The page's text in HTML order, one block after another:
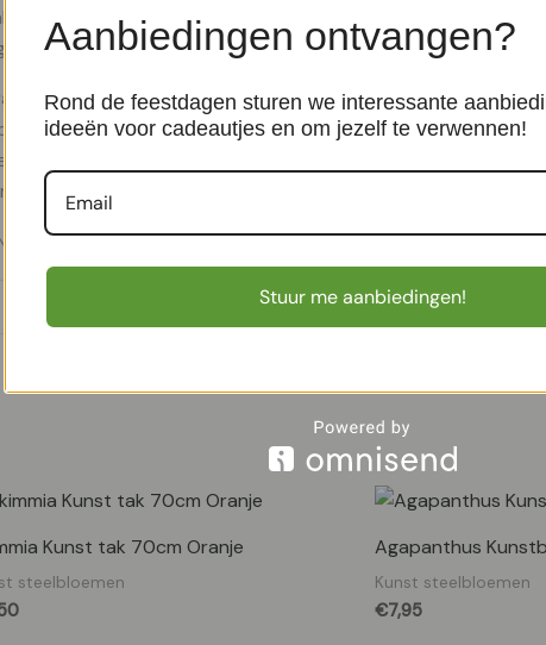
behoudt hij zijn kleur en vorm, seizoen na seizoen.
natuur kan gebruiken.
zonder enige moeite
van echt te onderscheiden is
dan een kijkje in ons volledige assortiment aanMonstera
Kunst tak 70cm Oranje
steelbloemen
Agapanthus
Kunst steelbloemen
€7,95
Aanbiedingen ontvangen?
Rond de feestdagen sturen we interessante
ideeën voor cadeautjes en om jezelf te verwennen!
Stuur me aanbiedingen!